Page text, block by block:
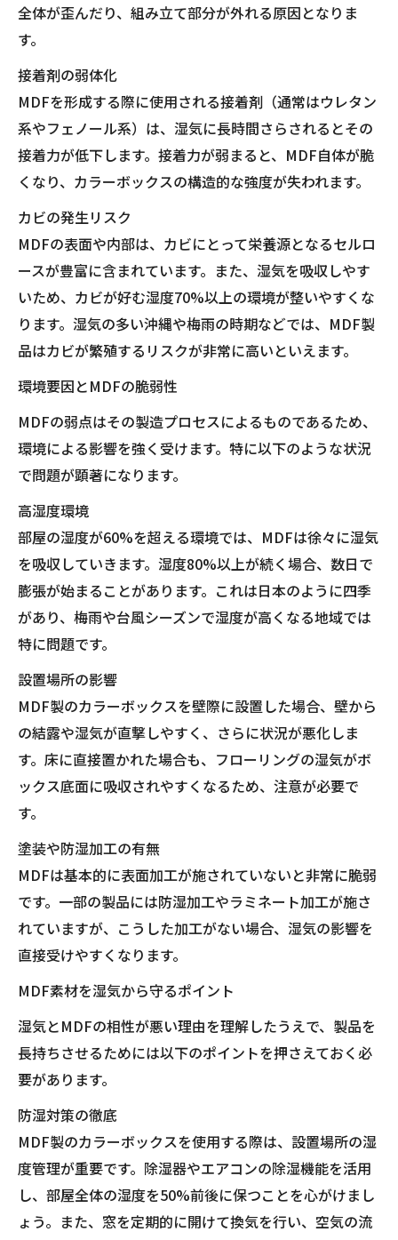
全体が歪んだり、組み立て部分が外れる原因となりま
す。
接着剤の弱体化
MDFを形成する際に使用される接着剤（通常はウレタン
系やフェノール系）は、湿気に長時間さらされるとその
接着力が低下します。接着力が弱まると、MDF自体が脆
くなり、カラーボックスの構造的な強度が失われます。
カビの発生リスク
MDFの表面や内部は、カビにとって栄養源となるセルロ
ースが豊富に含まれています。また、湿気を吸収しやす
いため、カビが好む湿度70%以上の環境が整いやすくな
ります。湿気の多い沖縄や梅雨の時期などでは、MDF製
品はカビが繁殖するリスクが非常に高いといえます。
環境要因とMDFの脆弱性
MDFの弱点はその製造プロセスによるものであるため、
環境による影響を強く受けます。特に以下のような状況
で問題が顕著になります。
高湿度環境
部屋の湿度が60%を超える環境では、MDFは徐々に湿気
を吸収していきます。湿度80%以上が続く場合、数日で
膨張が始まることがあります。これは日本のように四季
があり、梅雨や台風シーズンで湿度が高くなる地域では
特に問題です。
設置場所の影響
MDF製のカラーボックスを壁際に設置した場合、壁から
の結露や湿気が直撃しやすく、さらに状況が悪化しま
す。床に直接置かれた場合も、フローリングの湿気がボ
ックス底面に吸収されやすくなるため、注意が必要で
す。
塗装や防湿加工の有無
MDFは基本的に表面加工が施されていないと非常に脆弱
です。一部の製品には防湿加工やラミネート加工が施さ
れていますが、こうした加工がない場合、湿気の影響を
直接受けやすくなります。
MDF素材を湿気から守るポイント
湿気とMDFの相性が悪い理由を理解したうえで、製品を
長持ちさせるためには以下のポイントを押さえておく必
要があります。
防湿対策の徹底
MDF製のカラーボックスを使用する際は、設置場所の湿
度管理が重要です。除湿器やエアコンの除湿機能を活用
し、部屋全体の湿度を50%前後に保つことを心がけまし
ょう。また、窓を定期的に開けて換気を行い、空気の流